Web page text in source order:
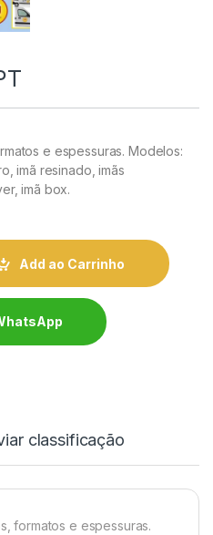
e espessuras. Modelos:
imã resinado, imãs
imã box.
Add ao Carrinho
classificação
formatos e espessuras.